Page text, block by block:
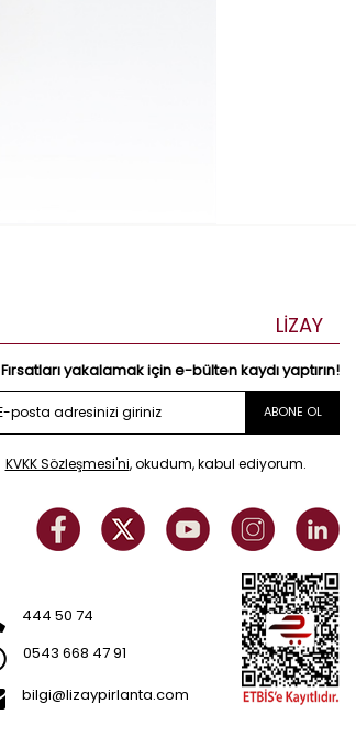
LİZAY
Fırsatları yakalamak için e-bülten kaydı yaptırın!
ABONE OL
KVKK Sözleşmesi'ni, okudum, kabul ediyorum.
444 50 74
0543 668 47 91
bilgi@lizaypirlanta.com